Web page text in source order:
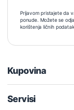
Prijavom pristajete da
ponude. Možete se
korištenja ličnih
Kupovina
Servisi